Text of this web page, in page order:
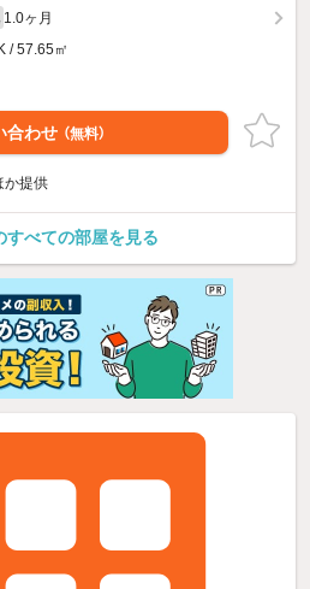
1.0ヶ月
/ 57.65㎡
合わせ （無料）
か提供
すべての部屋を見る